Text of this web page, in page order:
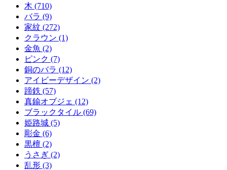
木 (710)
バラ (9)
家紋 (272)
クラウン (1)
金魚 (2)
ピンク (7)
銅のバラ (12)
アイビーデザイン (2)
蹄鉄 (57)
真鍮オブジェ (12)
ブラックタイル (69)
姫路城 (5)
彫金 (6)
黒檀 (2)
うさぎ (2)
乱形 (3)